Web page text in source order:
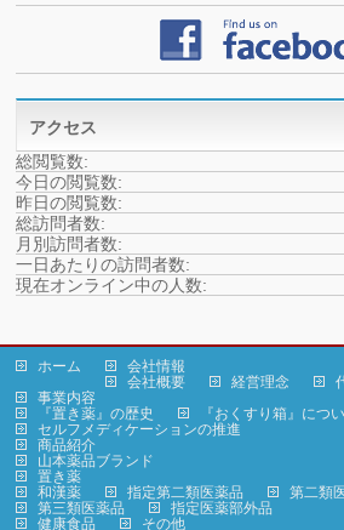
アクセス
総閲覧数:
今日の閲覧数:
昨日の閲覧数:
総訪問者数:
月別訪問者数:
一日あたりの訪問者数:
現在オンライン中の人数:
ホーム
会社情報
会社概要
経営理念
事業内容
『置き薬』の歴史
『おくすり箱』につ
セルフメディケーションの推進
商品紹介
山本薬品ブランド
置き薬
和漢薬
指定第二類医薬品
第二類
第三類医薬品
指定医薬部外品
健康食品
その他